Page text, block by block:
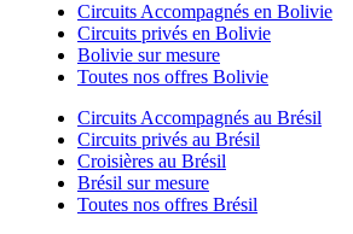
Circuits Accompagnés en Bolivie
Circuits privés en Bolivie
Bolivie sur mesure
Toutes nos offres Bolivie
Circuits Accompagnés au Brésil
Circuits privés au Brésil
Croisières au Brésil
Brésil sur mesure
Toutes nos offres Brésil